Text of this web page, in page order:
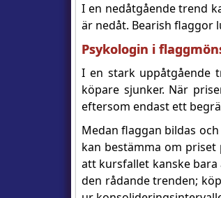
I en nedåtgående trend
är nedåt. Bearish flaggor
Psykologin i
I en stark uppåtgående
köpare sjunker. När
eftersom endast ett
Medan flaggan bildas
kan bestämma om
att kursfallet kanske
den rådande trenden;